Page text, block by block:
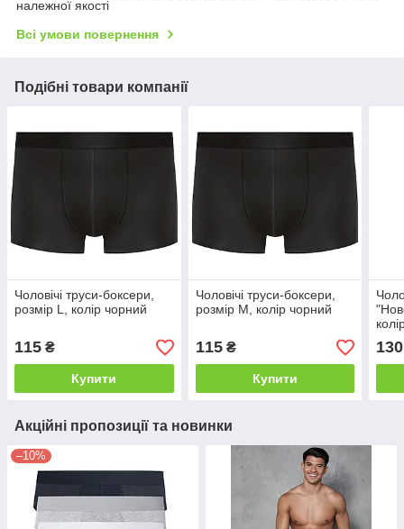
належної якості
Всі умови повернення
Подібні товари компанії
Чоловічі труси-боксери,
розмір L, колір чорний
115 ₴
Купити
Чоловічі труси-боксери,
розмір M, колір чорний
115₴
Купити
130
Акційні пропозиції та новинки
–10%